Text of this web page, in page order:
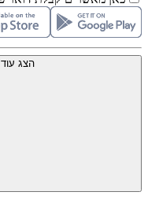
הצג עוד